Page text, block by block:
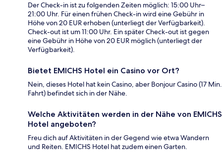
Der Check-in ist zu folgenden Zeiten möglich: 15:00 Uhr–
21:00 Uhr. Für einen frühen Check-in wird eine Gebühr in
Höhe von 20 EUR erhoben (unterliegt der Verfügbarkeit).
Check-out ist um 11:00 Uhr. Ein später Check-out ist gegen
eine Gebühr in Höhe von 20 EUR möglich (unterliegt der
Verfügbarkeit).
Bietet EMICHS Hotel ein Casino vor Ort?
Nein, dieses Hotel hat kein Casino, aber Bonjour Casino (17 Min.
Fahrt) befindet sich in der Nähe.
Welche Aktivitäten werden in der Nähe von EMICHS
Hotel angeboten?
Freu dich auf Aktivitäten in der Gegend wie etwa Wandern
und Reiten. EMICHS Hotel hat zudem einen Garten.